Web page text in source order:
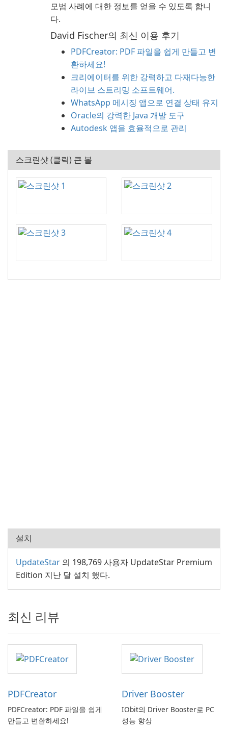
모범 사례에 대한 정보를 얻을 수 있도록 합니
다.
David Fischer의 최신 이용 후기
PDFCreator: PDF 파일을 쉽게 만들고 변
환하세요!
크리에이터를 위한 강력하고 다재다능한
라이브 스트리밍 소프트웨어.
WhatsApp 메시징 앱으로 연결 상태 유지
Oracle의 강력한 Java 개발 도구
Autodesk 앱을 효율적으로 관리
스크린샷 (클릭) 큰 볼
설치
UpdateStar 의 198,769 사용자 UpdateStar Premium
Edition 지난 달 설치 했다.
최신 리뷰
PDFCreator
PDFCreator: PDF 파일을 쉽게
만들고 변환하세요!
Driver Booster
IObit의 Driver Booster로 PC
성능 향상